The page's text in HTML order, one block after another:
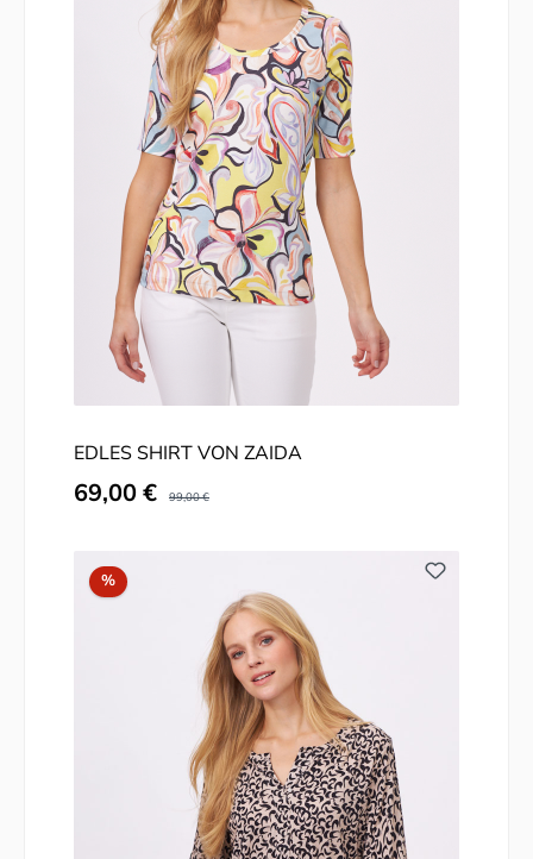
EDLES SHIRT VON ZAIDA
Verkaufspreis:
69,00 € Regulärer Preis:
99,00 €
%Rabatt